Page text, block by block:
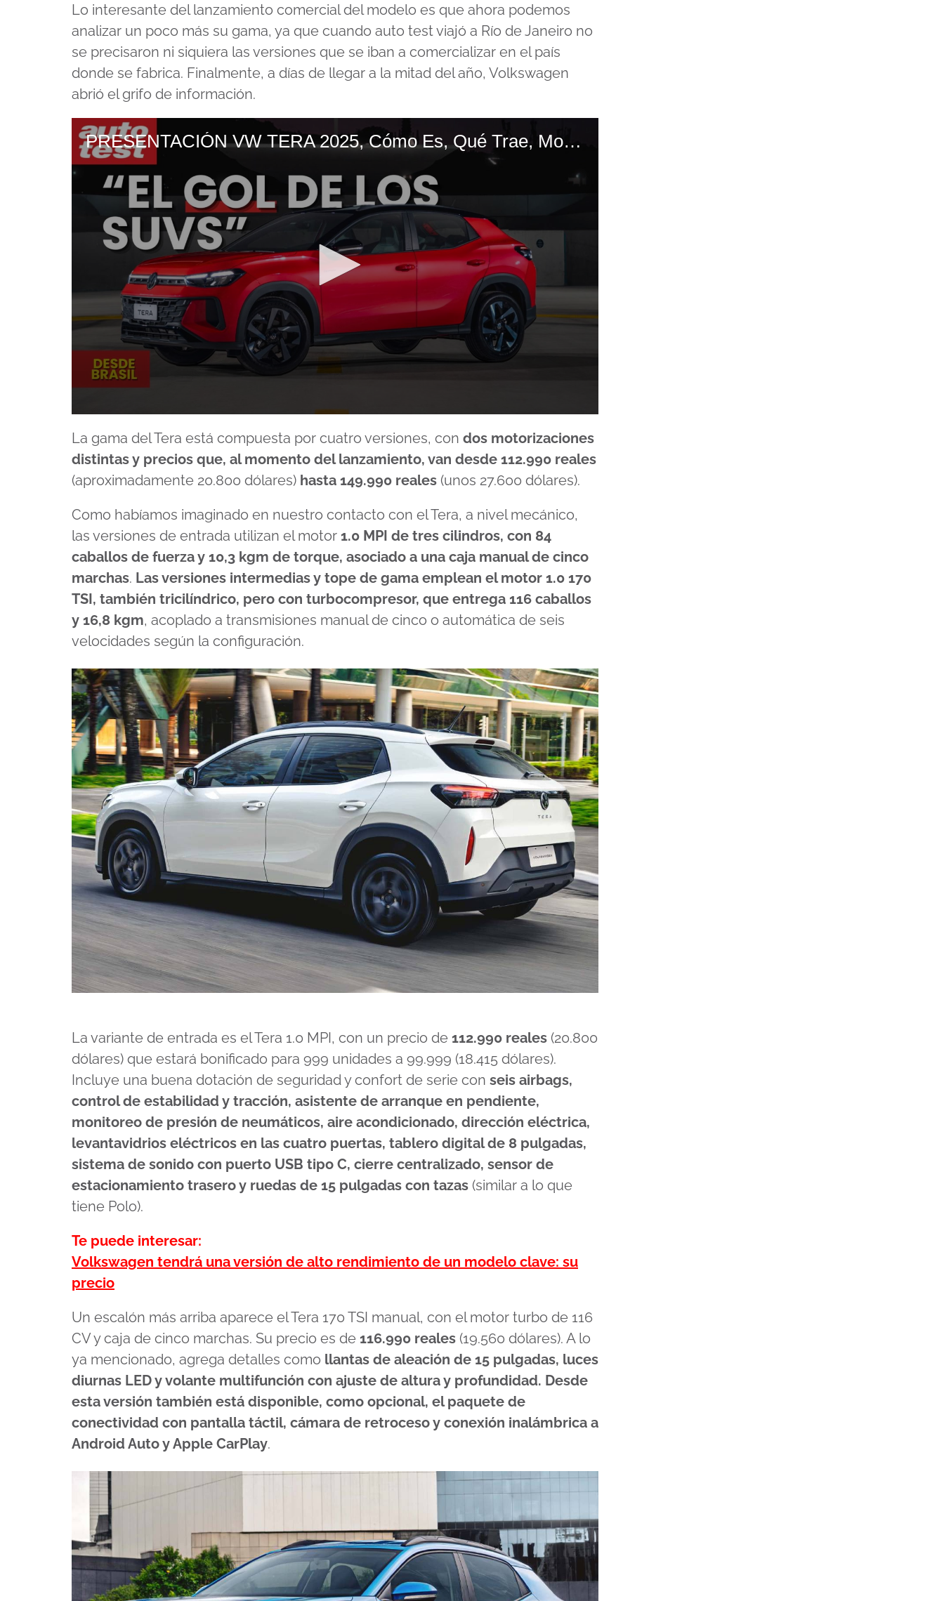
Lo interesante del lanzamiento comercial del modelo es que ahora podemos
analizar un poco más su gama, ya que cuando auto test viajó a Río de Janeiro no
se precisaron ni siquiera las versiones que se iban a comercializar en el país
donde se fabrica. Finalmente, a días de llegar a la mitad del año, Volkswagen
abrió el grifo de información.
PRESENTACIÓN VW TERA 2025, Cómo Es, Qué Trae, Motor Y CUÁNDO LLEGA El SUV Más Chico De La Marca
seconds
of
minutes,
17
secondsVolume
La gama del Tera está compuesta por cuatro versiones, con dos motorizaciones
distintas y precios que, al momento del lanzamiento, van desde 112.990 reales
(aproximadamente 20.800 dólares) hasta 149.990 reales (unos 27.600 dólares).
Como habíamos imaginado en nuestro contacto con el Tera, a nivel mecánico,
las versiones de entrada utilizan el motor 1.0 MPI de tres cilindros, con 84
caballos de fuerza y 10,3 kgm de torque, asociado a una caja manual de cinco
marchas. Las versiones intermedias y tope de gama emplean el motor 1.0 170
TSI, también tricilíndrico, pero con turbocompresor, que entrega 116 caballos
y 16,8 kgm, acoplado a transmisiones manual de cinco o automática de seis
velocidades según la configuración.
La variante de entrada es el Tera 1.0 MPI, con un precio de 112.990 reales (20.800
dólares) que estará bonificado para 999 unidades a 99.999 (18.415 dólares).
Incluye una buena dotación de seguridad y confort de serie con seis airbags,
control de estabilidad y tracción, asistente de arranque en pendiente,
monitoreo de presión de neumáticos, aire acondicionado, dirección eléctrica,
levantavidrios eléctricos en las cuatro puertas, tablero digital de 8 pulgadas,
sistema de sonido con puerto USB tipo C, cierre centralizado, sensor de
estacionamiento trasero y ruedas de 15 pulgadas con tazas (similar a lo que
tiene Polo).
Te puede interesar:
Volkswagen tendrá una versión de alto rendimiento de un modelo clave: su
precio
Un escalón más arriba aparece el Tera 170 TSI manual, con el motor turbo de 116
CV y caja de cinco marchas. Su precio es de 116.990 reales (19.560 dólares). A lo
ya mencionado, agrega detalles como llantas de aleación de 15 pulgadas, luces
diurnas LED y volante multifunción con ajuste de altura y profundidad. Desde
esta versión también está disponible, como opcional, el paquete de
conectividad con pantalla táctil, cámara de retroceso y conexión inalámbrica a
Android Auto y Apple CarPlay.